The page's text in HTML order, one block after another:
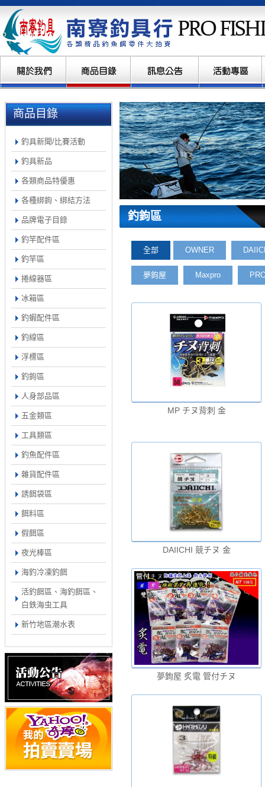
商品目錄
釣具新聞/比賽活動
釣具新品
各類商品特優惠
各種綁鉤、綁結方法
品牌電子目錄
釣竿配件區
釣竿區
捲線器區
冰箱區
釣蝦配件區
釣線區
浮標區
釣鉤區
人身部品區
五金類區
工具類區
釣魚配件區
雜貨配件區
誘餌袋區
餌料區
假餌區
夜光棒區
海釣冷凍釣餌
活釣餌區、海釣餌區、
白鉄海虫工具
新竹地區潮水表
釣鉤區
全部 OWNER
夢鉤屋 Maxpro
MP チヌ背刺 金
DAIICHI 競チヌ 金
夢鉤屋 炙電 管付チヌ